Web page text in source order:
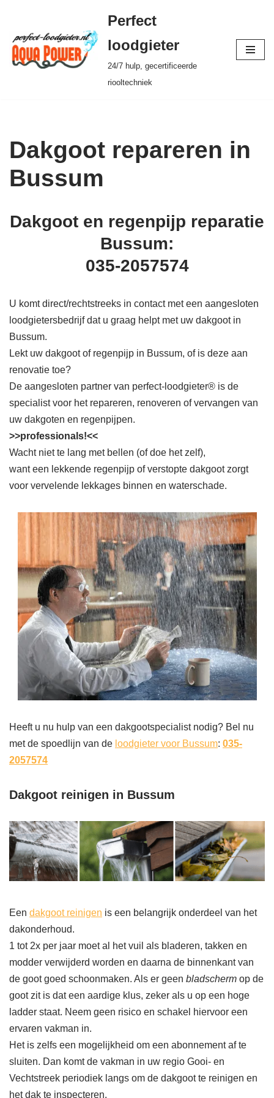
Ga
naar
de
Perfect
loodgieter
24/7 hulp, gecertificeerde
riooltechniek
Dakgoot repareren in
Bussum
Dakgoot en regenpijp reparatie
Bussum:
035-2057574
U komt direct/rechtstreeks in contact met een aangesloten
loodgietersbedrijf dat u graag helpt met uw dakgoot in
Bussum.
Lekt uw dakgoot of regenpijp in Bussum, of is deze aan
renovatie toe?
De aangesloten partner van perfect-loodgieter® is de
specialist voor het repareren, renoveren of vervangen van
uw dakgoten en regenpijpen.
>>professionals!<<
Wacht niet te lang met bellen (of doe het zelf),
want een lekkende regenpijp of verstopte dakgoot zorgt
voor vervelende lekkages binnen en waterschade.
Heeft u nu hulp van een dakgootspecialist nodig? Bel nu
met de spoedlijn van de loodgieter voor Bussum: 035-
2057574
Dakgoot reinigen in Bussum
Een dakgoot reinigen is een belangrijk onderdeel van het
dakonderhoud.
1 tot 2x per jaar moet al het vuil als bladeren, takken en
modder verwijderd worden en daarna de binnenkant van
de goot goed schoonmaken. Als er geen bladscherm op de
goot zit is dat een aardige klus, zeker als u op een hoge
ladder staat. Neem geen risico en schakel hiervoor een
ervaren vakman in.
Het is zelfs een mogelijkheid om een abonnement af te
sluiten. Dan komt de vakman in uw regio Gooi- en
Vechtstreek periodiek langs om de dakgoot te reinigen en
het dak te inspecteren.